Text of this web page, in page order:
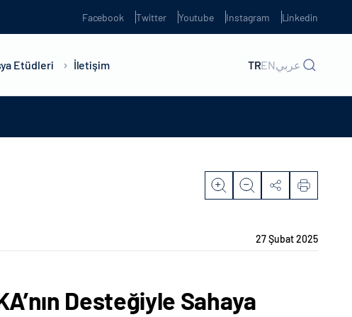
Facebook Twitter Youtube Instagram Linkedin
Etüdleri İletişim TRENعربي
27 Şubat 2025
Desteğiyle Sahaya